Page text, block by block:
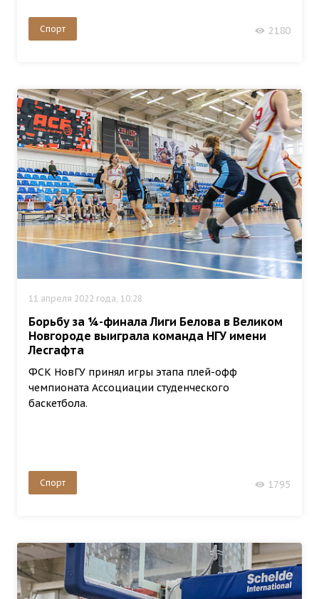
Спорт 2180
11 апреля 2022 года, 10:28
Борьбу за ¼-финала Лиги Белова в Великом
Новгороде выиграла команда НГУ имени
Лесгафта
ФСК НовГУ принял игры этапа плей-офф
чемпионата Ассоциации студенческого
баскетбола.
Спорт 1795